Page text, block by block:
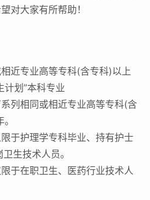
对大家有所帮助！
近专业高等专科(含专科)以上
计划”本科专业
列相同或相近专业高等专科(含
于护理学专科毕业、持有护士
生技术人员。
于在职卫生、医药行业技术人